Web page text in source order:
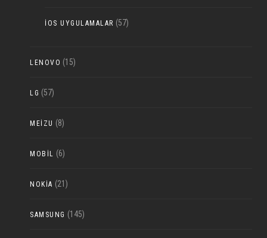
IOS UYGULAMALAR (57)
LENOVO (15)
LG (57)
MEIZU (8)
MOBIL (6)
NOKIA (21)
SAMSUNG (145)